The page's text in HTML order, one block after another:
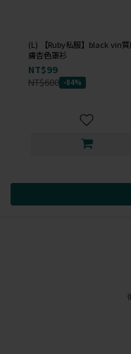
(L) 【Ruby私服】black vin質
膚杏色罩衫
NT$99
NT$600 -84%